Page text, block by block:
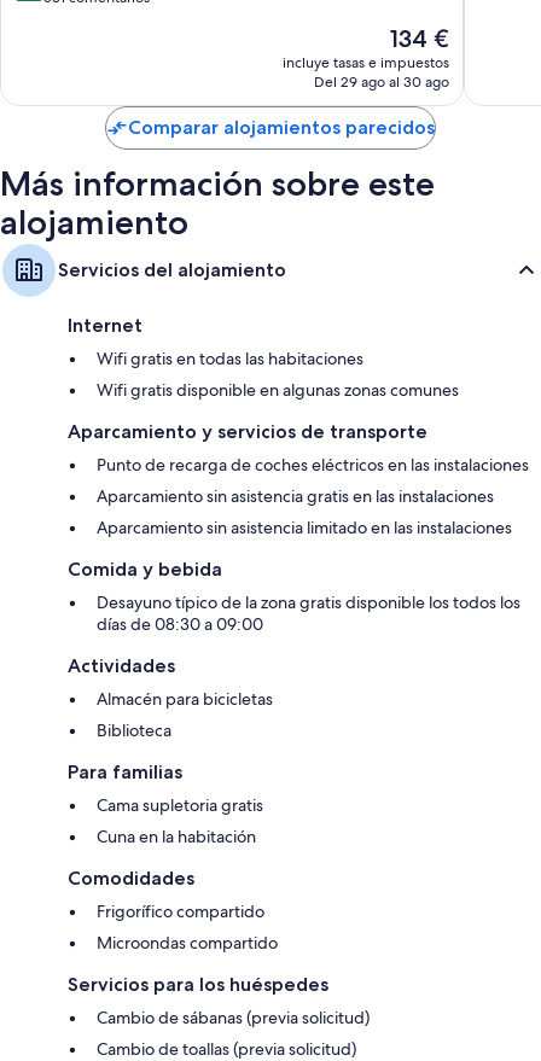
El
precio
actual
de
134 €
134 €
incluye tasas e impuestos
Del 29 ago al 30 ago
Comparar alojamientos parecidos
Más información sobre este
alojamiento
Servicios del alojamiento
Internet
Wifi gratis en todas las habitaciones
Wifi gratis disponible en algunas zonas comunes
Aparcamiento y servicios de transporte
Punto de recarga de coches eléctricos en las instalaciones
Aparcamiento sin asistencia gratis en las instalaciones
Aparcamiento sin asistencia limitado en las instalaciones
Comida y bebida
Desayuno típico de la zona gratis disponible los todos los
días de 08:30 a 09:00
Actividades
Almacén para bicicletas
Biblioteca
Para familias
Cama supletoria gratis
Cuna en la habitación
Comodidades
Frigorífico compartido
Microondas compartido
Servicios para los huéspedes
Cambio de sábanas (previa solicitud)
Cambio de toallas (previa solicitud)